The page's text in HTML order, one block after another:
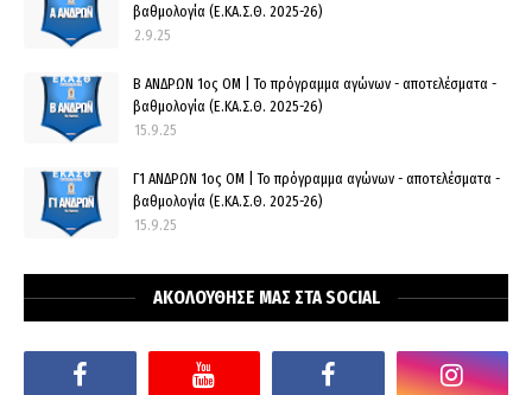
βαθμολογία (Ε.ΚΑ.Σ.Θ. 2025-26)
2.9.25
Β ΑΝΔΡΩΝ 1ος ΟΜ | Το πρόγραμμα αγώνων - αποτελέσματα -
βαθμολογία (Ε.ΚΑ.Σ.Θ. 2025-26)
15.9.25
Γ1 ΑΝΔΡΩΝ 1ος ΟΜ | Το πρόγραμμα αγώνων - αποτελέσματα -
βαθμολογία (Ε.ΚΑ.Σ.Θ. 2025-26)
15.9.25
ΑΚΟΛΟΥΘΗΣΕ ΜΑΣ ΣΤΑ SOCIAL